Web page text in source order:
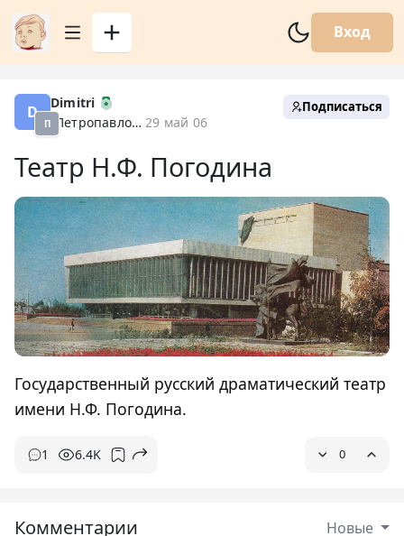
Вход
D
П
Dimitri
Петропавловск XX 29 май 06
Подписаться
Театр Н.Ф. Погодина
Государственный русский драматический театр
имени Н.Ф. Погодина.
1 6.4K 0
Комментарии Новые